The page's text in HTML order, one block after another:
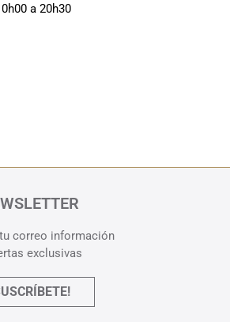
a 20h30
correo información
exclusivas